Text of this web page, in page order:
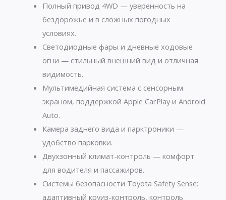
Полный привод 4WD — уверенность на
бездорожье и в сложных погодных
условиях.
Светодиодные фары и дневные ходовые
огни — стильный внешний вид и отличная
видимость.
Мультимедийная система с сенсорным
экраном, поддержкой Apple CarPlay и Android
Auto.
Камера заднего вида и парктроники —
удобство парковки.
Двухзонный климат-контроль — комфорт
для водителя и пассажиров.
Системы безопасности Toyota Safety Sense:
адаптивный круиз-контроль, контроль